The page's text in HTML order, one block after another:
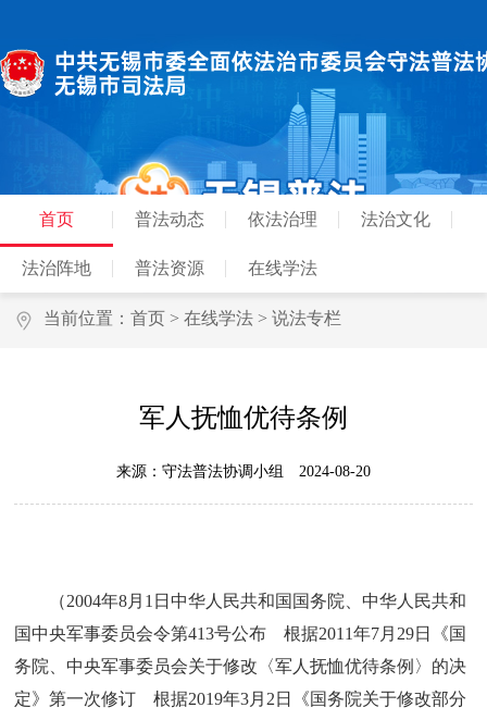
首页 普法动态 依法治理 法治文化
法治阵地 普法资源 在线学法
当前位置： 首页 > 在线学法 > 说法专栏
军人抚恤优待条例
来源：守法普法协调小组 2024-08-20
（2004年8月1日中华人民共和国国务院、中华人民共和
国中央军事委员会令第413号公布 根据2011年7月29日《国
务院、中央军事委员会关于修改〈军人抚恤优待条例〉的决
定》第一次修订 根据2019年3月2日《国务院关于修改部分